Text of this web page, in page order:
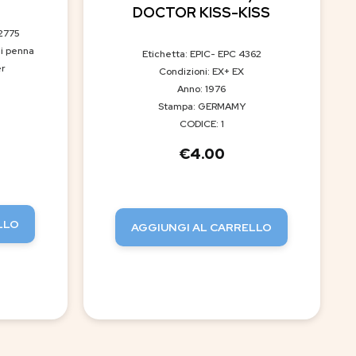
penna
DOCTOR KISS-KISS
Etichetta: EPIC- EPC 4362
Condizioni: EX+ EX
Anno: 1976
Stampa: GERMAMY
CODICE: 1
€4.00
AGGIUNGI AL CARRELLO